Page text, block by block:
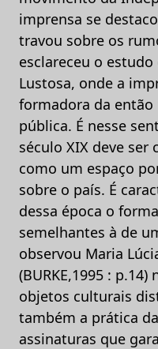
imprensa se
travou sobre os
esclareceu o
Lustosa, onde a
formadora da
pública. É nesse
século XIX deve ser
como um espaço
sobre o país. É
dessa época o
semelhantes à de
observou Maria
(BURKE,1995 :
objetos culturais
também a prática
assinaturas que